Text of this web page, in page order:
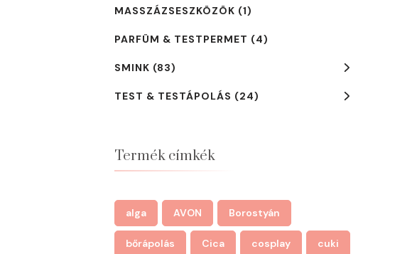
MASSZÁZSESZKÖZÖK (1)
PARFÜM & TESTPERMET (4)
SMINK (83)
TEST & TESTÁPOLÁS (24)
Termék címkék
alga AVON Borostyán
bőrápolás Cica cosplay cuki